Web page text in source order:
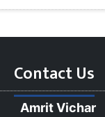
Contact Us
Amrit Vichar